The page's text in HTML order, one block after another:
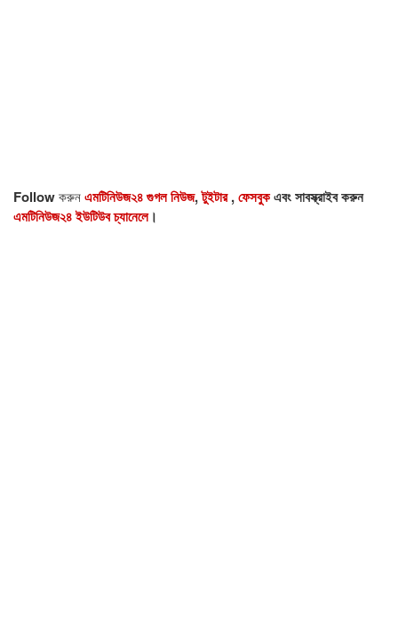
Followকরুনএমটিনিউজ২৪ গুগল নিউজ,টুইটার,ফেসবুকএবং সাবস্ক্রাইব করুন
এমটিনিউজ২৪ ইউটিউব চ্যানেলে।